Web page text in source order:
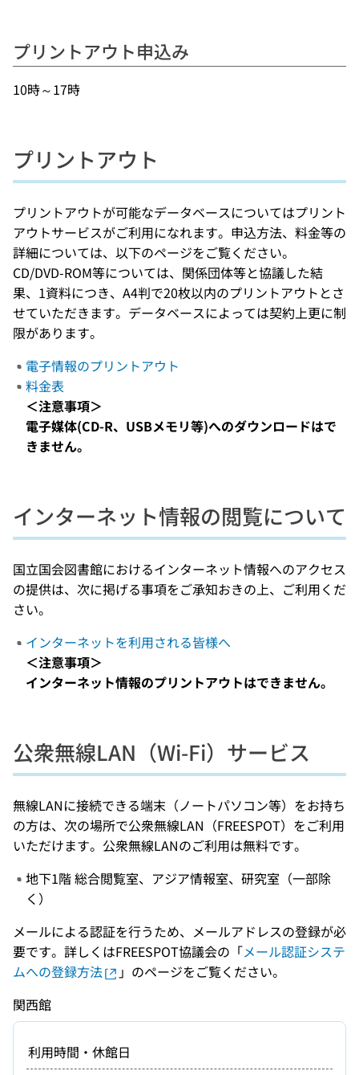
プリントアウト申込み
10時～17時
プリントアウト
プリントアウトが可能なデータベースについてはプリント
アウトサービスがご利用になれます。申込方法、料金等の
詳細については、以下のページをご覧ください。
CD/DVD-ROM等については、関係団体等と協議した結
果、1資料につき、A4判で20枚以内のプリントアウトとさ
せていただきます。データベースによっては契約上更に制
限があります。
電子情報のプリントアウト
料金表
＜注意事項＞
電子媒体(CD-R、USBメモリ等)へのダウンロードはで
きません。
インターネット情報の閲覧について
国立国会図書館におけるインターネット情報へのアクセス
の提供は、次に掲げる事項をご承知おきの上、ご利用くだ
さい。
インターネットを利用される皆様へ
＜注意事項＞
インターネット情報のプリントアウトはできません。
公衆無線LAN（Wi-Fi）サービス
無線LANに接続できる端末（ノートパソコン等）をお持ち
の方は、次の場所で公衆無線LAN（FREESPOT）をご利用
いただけます。公衆無線LANのご利用は無料です。
地下1階 総合閲覧室、アジア情報室、研究室（一部除
く）
メールによる認証を行うため、メールアドレスの登録が必
要です。詳しくはFREESPOT協議会の「メール認証システ
ムへの登録方法
」のページをご覧ください。
関西館
利用時間・休館日